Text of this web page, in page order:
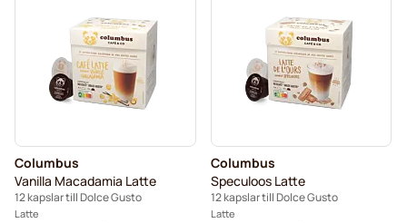
Café René-kaffekapslar för Dolce Gusto
Caffè Borbone för Dolce Gusto
Kapslar till Dolce Gusto®
Gimoka-kapslar för Dolce Gusto
Columbus
Vanilla Macadamia Latte
12 kapslar till Dolce Gusto
Latte
Columbus
Speculoos Latte
12 kapslar till Dolce Gusto
Latte